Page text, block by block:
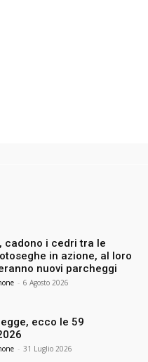
cadono i cedri tra le
in azione, al loro
nuovi parcheggi
- 6 Agosto 2026
ecco le 59
- 31 Luglio 2026